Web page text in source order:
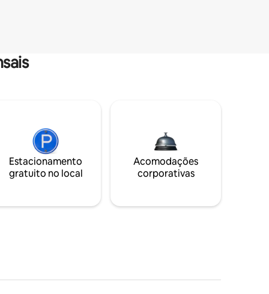
Estacionamento
gratuito no local
Acomodações
corporativas